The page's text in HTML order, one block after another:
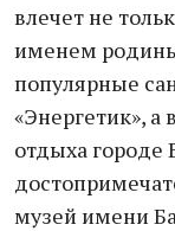
влечет не
именем
популярные
«Энергетик»,
отдыха городе
музей имени